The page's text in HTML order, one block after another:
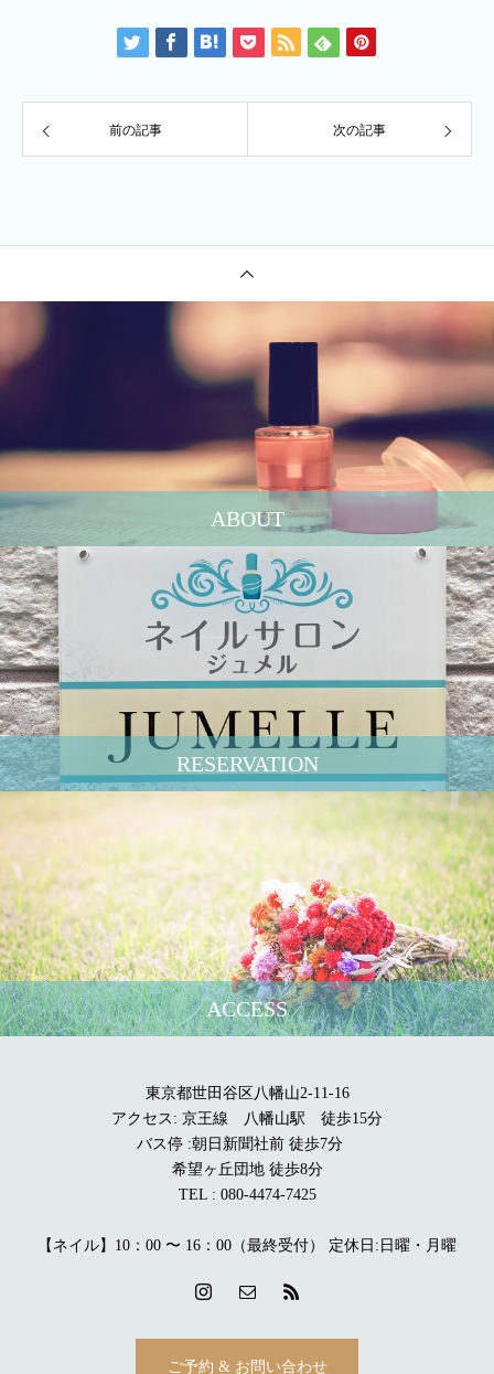
前の記事 次の記事
ABOUT
RESERVATION
ACCESS
東京都世田谷区八幡山2-11-16
アクセス: 京王線 八幡山駅 徒歩15分
バス停 :朝日新聞社前 徒歩7分
希望ヶ丘団地 徒歩8分
TEL : 080-4474-7425
【ネイル】10：00 〜 16：00（最終受付） 定休日:日曜・月曜
ご予約 & お問い合わせ